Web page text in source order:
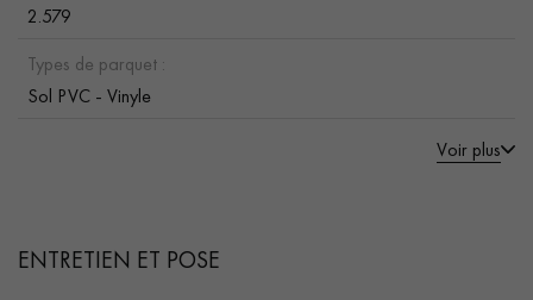
2.579
Types de parquet :
Sol PVC - Vinyle
Voir plus
ENTRETIEN ET POSE